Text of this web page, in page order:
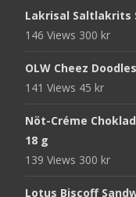
Lakrisal Saltlakrits
146 Views 300 kr
OLW Cheez
141 Views 45 kr
Nöt-Créme
18 g
139 Views 300 kr
Lotus Biscoff